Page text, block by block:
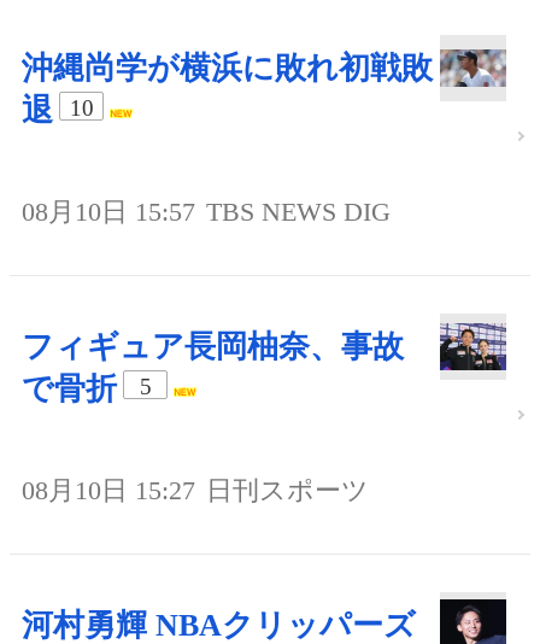
沖縄尚学が横浜に敗れ初戦敗
退
10
08月10日 15:57 TBS NEWS DIG
フィギュア長岡柚奈、事故
で骨折
5
08月10日 15:27 日刊スポーツ
河村勇輝 NBAクリッパーズ